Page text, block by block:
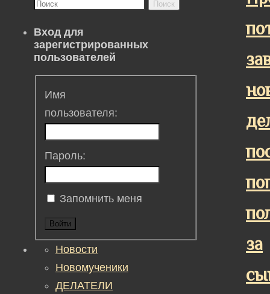
за
Поиск
Вход для
зарегистрированных
пользователей
Имя
пользователя:
Пароль:
Запомнить меня
Войти
Новости
Новомученики
ДЕЛАТЕЛИ